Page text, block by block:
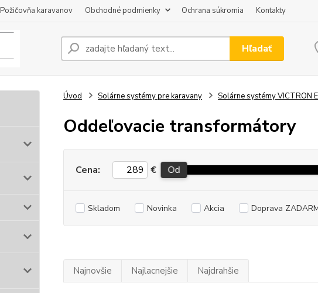
Požičovňa karavanov Obchodné podmienky Ochrana súkromia Kontakty
Hľadať
Úvod Solárne systémy pre karavany Solárne systémy VICTRON
Oddeľovacie transformátory
Cena: € Od
Skladom Novinka Akcia Doprava
Najnovšie Najlacnejšie Najdrahšie